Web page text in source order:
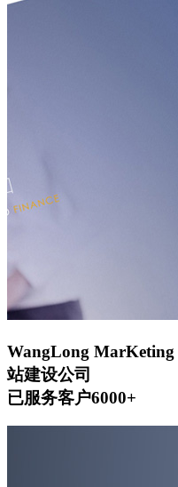
WangLong MarKeting
站建设公司
已服务客户6000+